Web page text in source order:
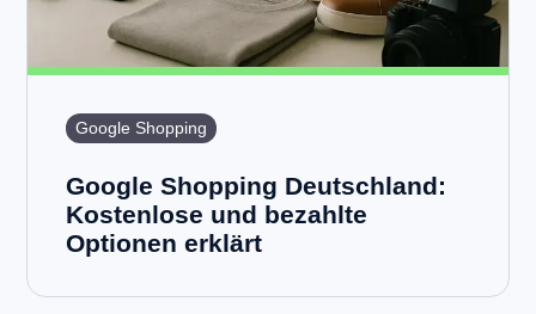
Google Shopping
Google Shopping Deutschland:
Kostenlose und bezahlte
Optionen erklärt